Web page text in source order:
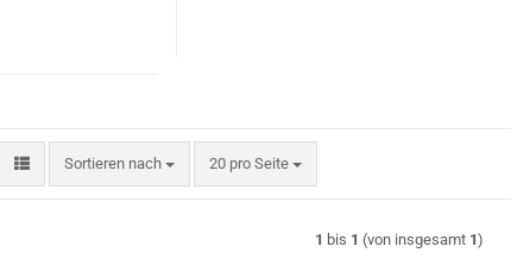
Sortieren nach
Sortieren nach 20 pro Seite
pro Seite
1 bis 1 (von insgesamt 1)